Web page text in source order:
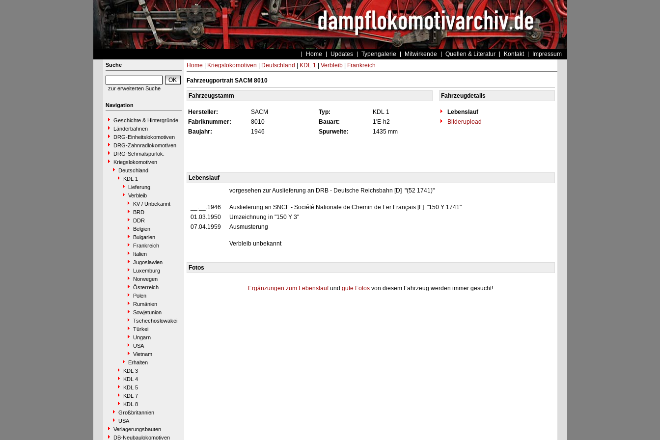
Home Updates Typengalerie Mitwirkende Quellen & Literatur Kontakt Impressum
Suche
zur erweiterten Suche
Navigation
Geschichte & Hintergründe
Länderbahnen
DRG-Einheitslokomotiven
DRG-Zahnradlokomotiven
DRG-Schmalspurlok.
Kriegslokomotiven
Deutschland
KDL 1
Lieferung
Verbleib
KV / Unbekannt
BRD
DDR
Belgien
Bulgarien
Frankreich
Italien
Jugoslawien
Luxemburg
Norwegen
Österreich
Polen
Rumänien
Sowjetunion
Tschechoslowakei
Türkei
Ungarn
USA
Vietnam
Erhalten
KDL 3
KDL 4
KDL 5
KDL 7
KDL 8
Großbritannien
USA
Verlagerungsbauten
DB-Neubaulokomotiven
Home Kriegslokomotiven Deutschland KDL 1 Verbleib| Frankreich
Fahrzeugportrait SACM 8010
Fahrzeugstamm Fahrzeugdetails
Hersteller: SACM Typ: KDL 1
Lebenslauf
Fabriknummer:
8010 Bauart: 1'E-h2
Bilderupload
Baujahr:
1946 Spurweite: 1435 mm
Lebenslauf
vorgesehen zur Auslieferung an DRB - Deutsche Reichsbahn [D] "(52 1741)"
__.__.1946
Auslieferung an SNCF - Société Nationale de Chemin de Fer Français [F] "150 Y 1741"
01.03.1950
Umzeichnung in "150 Y 3"
07.04.1959
Ausmusterung
Verbleib unbekannt
Fotos
Ergänzungen zum Lebenslaufund gute Fotos von diesem Fahrzeug werden immer gesucht!